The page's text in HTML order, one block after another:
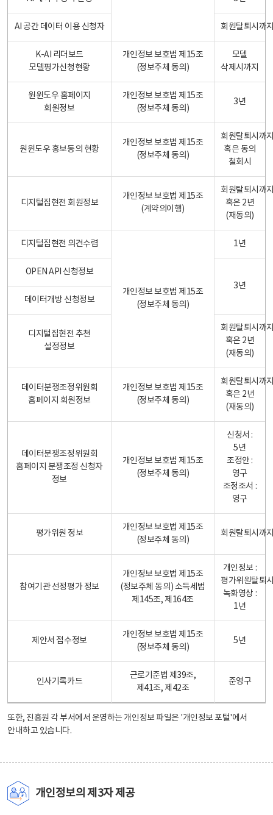
AI 공간 데이터 이용 신청자 회원탈퇴시까
K-AI 리더보드
모델평가신청현황
개인정보 보호법 제15조
(정보주체 동의)
모델
삭제시까지
원윈도우 홈페이지
회원정보
개인정보 보호법 제15조
(정보주체 동의)
3년
원윈도우 홍보동의 현황
개인정보 보호법 제15조
(정보주체 동의)
회원탈퇴시까
혹은 동의
철회시
디지털집현전 회원정보
개인정보 보호법 제15조
(계약의이행)
회원탈퇴시까
혹은 2년
(재동의)
디지털집현전 의견수렴
개인정보 보호법 제15조
(정보주체 동의)
1년
OPEN API 신청정보
3년
데이터개방 신청정보
디지털집현전 추천
설정정보
회원탈퇴시까
혹은 2년
(재동의)
데이터분쟁조정위원회
홈페이지 회원정보
개인정보 보호법 제15조
(정보주체 동의)
회원탈퇴시까
혹은 2년
(재동의)
데이터분쟁조정위원회
홈페이지 분쟁조정 신청자
정보
개인정보 보호법 제15조
(정보주체 동의)
신청서 :
5년
조정안 :
영구
조정조서 :
영구
평가위원 정보
개인정보 보호법 제15조
(정보주체 동의)
회원탈퇴시까
참여기관 선정평가 정보
개인정보 보호법 제15조
(정보주체 동의) 소득세법
제145조, 제164조
개인정보 :
평가위원탈퇴
녹화영상 :
1년
제안서 접수정보
개인정보 보호법 제15조
(정보주체 동의)
5년
인사기록카드
근로기준법 제39조,
제41조, 제42조
준영구
또한, 진흥원 각 부서에서 운영하는 개인정보 파일은 '개인정보 포털'에서
안내하고 있습니다.
개인정보의 제3자 제공